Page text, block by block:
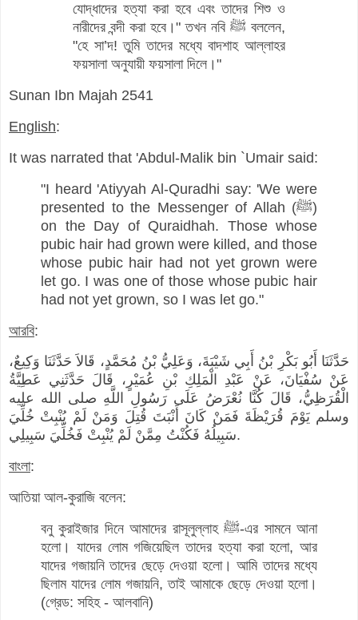
যোদ্ধাদের হত্যা করা হবে এবং তাদের শিশু ও
নারীদের বন্দী করা হবে।" তখন নবি ﷺ বললেন,
"হে সা’দ! তুমি তাদের মধ্যে বাদশাহ আল্লাহর
ফয়সালা অনুযায়ী ফয়সালা দিলে।"
Sunan Ibn Majah 2541
English:
It was narrated that 'Abdul-Malik bin `Umair said:
"I heard 'Atiyyah Al-Quradhi say: 'We were
presented to the Messenger of Allah (ﷺ)
on the Day of Quraidhah. Those whose
pubic hair had grown were killed, and those
whose pubic hair had not yet grown were
let go. I was one of those whose pubic hair
had not yet grown, so I was let go."
আরবি:
حَدَّثَنَا أَبُو بَكْرِ بْنُ أَبِي شَيْبَةَ، وَعَلِيُّ بْنُ مُحَمَّدٍ، قَالاَ حَدَّثَنَا وَكِيعٌ،
عَنْ سُفْيَانَ، عَنْ عَبْدِ الْمَلِكِ بْنِ عُمَيْرٍ، قَالَ حَدَّثَنِي عَطِيَّةُ
الْقُرَظِيُّ، قَالَ كُنَّا نُعْرَضُ عَلَى رَسُولِ اللَّهِ صلى الله عليه
وسلم يَوْمَ قُرَيْظَةَ فَمَنْ كَانَ أَنْبَتَ قُتِلَ وَمَنْ لَمْ يُنْبِتْ خُلِّيَ
سَبِيلُهُ فَكُنْتُ مِمَّنْ لَمْ يُنْبِتْ فَخُلِّيَ سَبِيلِي.
বাংলা:
আতিয়া আল-কুরাজি বলেন:
বনু কুরাইজার দিনে আমাদের রাসূলুল্লাহ ﷺ-এর সামনে আনা
হলো। যাদের লোম গজিয়েছিল তাদের হত্যা করা হলো, আর
যাদের গজায়নি তাদের ছেড়ে দেওয়া হলো। আমি তাদের মধ্যে
ছিলাম যাদের লোম গজায়নি, তাই আমাকে ছেড়ে দেওয়া হলো।
(গ্রেড: সহিহ - আলবানি)